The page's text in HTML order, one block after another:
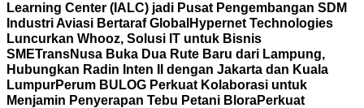
Learning Center (IALC) jadi Pusat Pengembangan SDM
Industri Aviasi Bertaraf Global Hypernet Technologies
Luncurkan Whooz, Solusi IT untuk Bisnis
SMETransNusa Buka Dua Rute Baru dari Lampung,
Hubungkan Radin Inten II dengan Jakarta dan Kuala
LumpurPerum BULOG Perkuat Kolaborasi untuk
Menjamin Penyerapan Tebu Petani BloraPerkuat